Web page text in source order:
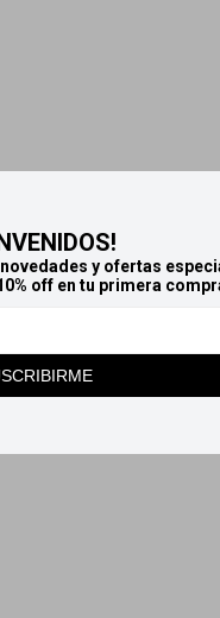
y ofertas
off en tu primera